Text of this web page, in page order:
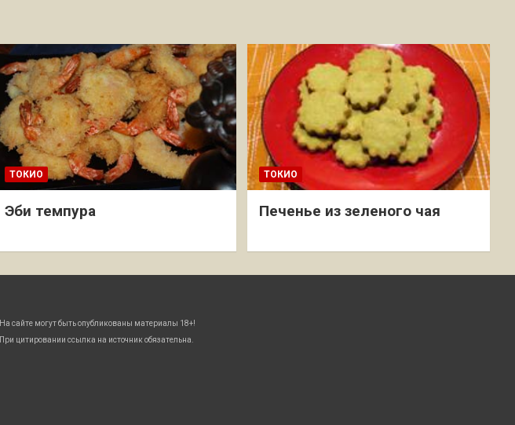
ТОКИО
Эби темпура
ТОКИО
Печенье из зеленого чая
На сайте могут быть опубликованы материалы 18+!
При цитировании ссылка на источник обязательна.